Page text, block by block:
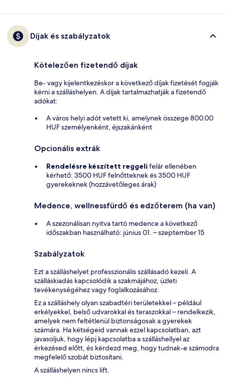
Díjak és szabályzatok
Kötelezően fizetendő díjak
Be- vagy kijelentkezéskor a következő díjak fizetését fogják
kérni a szálláshelyen. A díjak tartalmazhatják a fizetendő
adókat:
A város helyi adót vetett ki, amelynek összege 800.00
HUF személyenként, éjszakánként
Opcionális extrák
Rendelésre készített reggeli felár ellenében
kérhető: 3500 HUF felnőtteknek és 3500 HUF
gyerekeknek (hozzávetőleges árak)
Medence, wellnessfürdő és edzőterem (ha van)
A szezonálisan nyitva tartó medence a következő
időszakban használható: június 01. – szeptember 15
Szabályzatok
Ezt a szálláshelyet professzionális szállásadó kezeli. A
szálláskiadás kapcsolódik a szakmájához, üzleti
tevékenységéhez vagy foglalkozásához.
Ez a szálláshely olyan szabadtéri területekkel – például
erkélyekkel, belső udvarokkal és teraszokkal – rendelkezik,
amelyek nem feltétlenül biztonságosak a gyerekek
számára. Ha kétségeid vannak ezzel kapcsolatban, azt
javasoljuk, hogy lépj kapcsolatba a szálláshellyel az
érkezésed előtt, és kérdezd meg, hogy tudnak-e számodra
megfelelő szobát biztosítani.
A szálláshelyen nincs lift.